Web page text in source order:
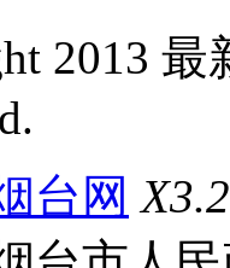
2013
台网 X3.2